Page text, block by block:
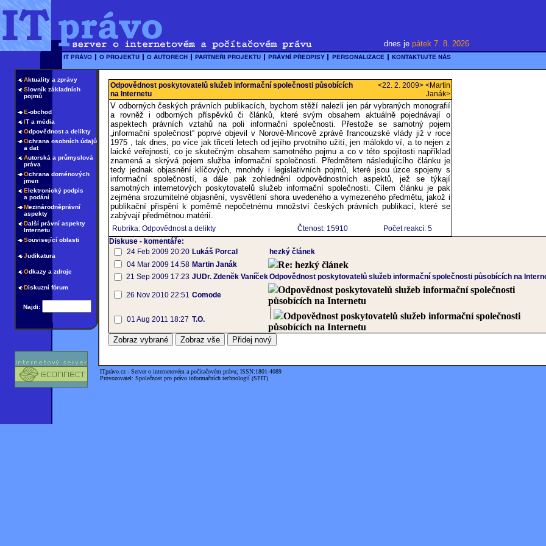
dnes je pátek 7. 8. 2026
Aktuality a zprávy
Slovník základních
pojmů
E-obchod
IT a média
Odpovědnost a delikty
Ochrana osobních údajů
a dat
Autorská a průmyslová
práva
Ochrana doménových
jmen
Elektronický podpis
a podání
Mezinárodněprávní
aspekty
Další právní aspekty
Internetu
Související oblasti
Judikatura
Odkazy a zdroje
Diskuzní fórum
Najdi:
Odpovědnost poskytovatelů služeb informační společnosti působících
na Internetu
<22. 2. 2009> <Martin
Janák>
V odborných českých právních publikacích, bychom stěží nalezli jen pár vybraných monografií
a rovněž i odborných příspěvků či článků, které svým obsahem aktuálně pojednávají o
aspektech právních vztahů na poli informační společnosti. Přestože se samotný pojem
„informační společnost“ poprvé objevil v Norově-Mincově zprávě francouzské vlády již v roce
1975 , tak dnes, po více jak třiceti letech od jejího prvotního užití, jen málokdo ví, a to nejen z
laické veřejnosti, co je skutečným obsahem samotného pojmu a co v této spojitosti například
znamená a skrývá pojem služba informační společnosti. Předmětem následujícího článku je
tedy jednak objasnění klíčových, mnohdy i legislativních pojmů, které jsou úzce spojeny s
informační společností, a dále pak zohlednění odpovědnostních aspektů, jež se týkají
samotných internetových poskytovatelů služeb informační společnosti. Cílem článku je pak
zejména srozumitelné objasnění, vysvětlení shora uvedeného a vymezeného předmětu, jakož i
publikační přispění k poměrně nepočetnému množství českých právních publikací, které se
zabývají předmětnou matérií.
Rubrika: Odpovědnost a delikty Čtenost: 15910
Počet reakcí: 5
Diskuse - komentáře:
24 Feb 2009 20:20 Lukáš Porcal
hezký článek
04 Mar 2009 14:58 Martin Janák Re: hezký článek
21 Sep 2009 17:23 JUDr. Zdeněk VaníčekOdpovědnost poskytovatelů služeb informační společnosti působících na
26 Nov 2010 22:51 Comode
Odpovědnost poskytovatelů služeb informační společnosti
působících na Internetu
01 Aug 2011 18:27 T.O.
Odpovědnost poskytovatelů služeb informační společnosti
působících na Internetu
ITprávo.cz - Server o internetovém a počítačovém právu; ISSN:1801-4089
Provozovatel: Společnost pro právo informačních technologií (SPIT)